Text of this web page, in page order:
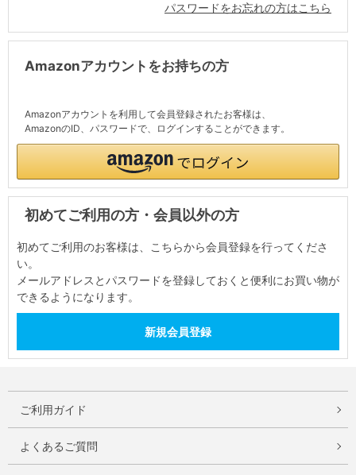
パスワードをお忘れの方はこちら
Amazonアカウントをお持ちの方
Amazonアカウントを利用して会員登録されたお客様は、
AmazonのID、パスワードで、ログインすることができます。
初めてご利用の方・会員以外の方
初めてご利用のお客様は、こちらから会員登録を行ってくださ
い。
メールアドレスとパスワードを登録しておくと便利にお買い物が
できるようになります。
ご利用ガイド
よくあるご質問